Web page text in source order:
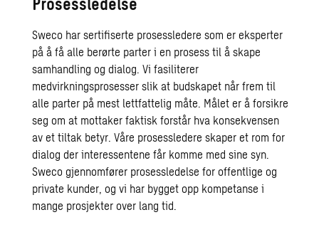
Sweco har sertifiserte prosessledere som er eksperter
på å få alle berørte parter i en prosess til å skape
samhandling og dialog. Vi fasiliterer
medvirkningsprosesser slik at budskapet når frem til
alle parter på mest lettfattelig måte. Målet er å forsikre
seg om at mottaker faktisk forstår hva konsekvensen
av et tiltak betyr. Våre prosessledere skaper et rom for
dialog der interessentene får komme med sine syn.
Sweco gjennomfører prosessledelse for offentlige og
private kunder, og vi har bygget opp kompetanse i
mange prosjekter over lang tid.